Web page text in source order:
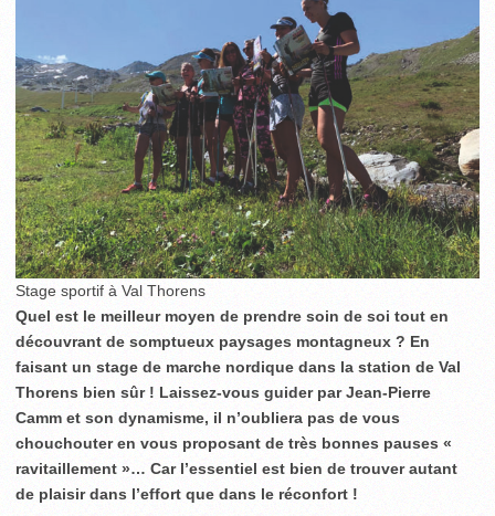
Stage sportif à Val Thorens
Quel est le meilleur moyen de prendre soin de soi tout en
découvrant de somptueux paysages montagneux ? En
faisant un stage de marche nordique dans la station de Val
Thorens bien sûr ! Laissez-vous guider par Jean-Pierre
Camm et son dynamisme, il n’oubliera pas de vous
chouchouter en vous proposant de très bonnes pauses «
ravitaillement »… Car l’essentiel est bien de trouver autant
de plaisir dans l’effort que dans le réconfort !